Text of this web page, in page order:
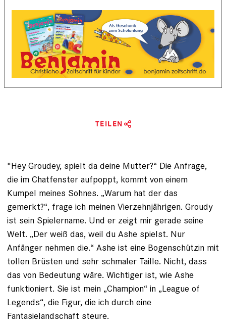
TEILEN
"Hey Groudey, spielt da deine Mutter?“ Die Anfrage,
die im Chatfenster aufpoppt, kommt von einem
Kumpel meines Sohnes. „Warum hat der das
gemerkt?“, frage ich meinen Vierzehnjährigen. Groudy
ist sein Spielername. Und er zeigt mir gerade seine
Welt. „Der weiß das, weil du Ashe spielst. Nur
Anfänger nehmen die.“ Ashe ist eine Bogenschützin mit
tollen Brüsten und sehr schmaler Taille. Nicht, dass
das von Be­deutung wäre. Wichtiger ist, wie Ashe
funktioniert. Sie ist mein „Champion“ in „League of
Legends“, die Figur, die ich durch eine
Fantasielandschaft steure.